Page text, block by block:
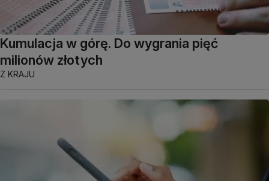
Kumulacja w górę. Do wygrania pięć
milionów złotych
Z KRAJU